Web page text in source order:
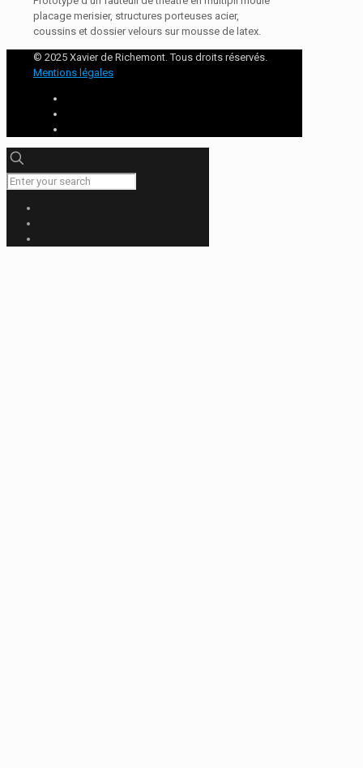
placage merisier, structures porteuses acier,
coussins et dossier velours sur mousse de latex.
© 2025 Xavier de Richemont. Tous droits réservés.
Mentions légales